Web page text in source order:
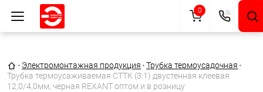
Главная страница
• Электромонтажная продукция •Трубка термоусадочная •
Трубка термоусаживаемая СТТК (3:1) двустенная клеевая
12,0/4,0мм, черная REXANT оптом и в розницу
0